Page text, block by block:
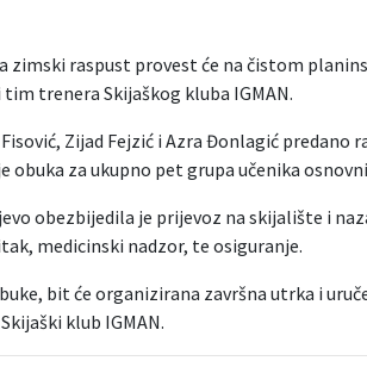
zimski raspust provest će na čistom
trenera Skijaškog kluba IGMAN.
Zijad Fejzić i Azra Đonlagić predano
obuka za ukupno pet grupa učenika
obezbijedila je prijevoz na skijalište i
medicinski nadzor, te osiguranje.
bit će organizirana završna utrka i
klub IGMAN.